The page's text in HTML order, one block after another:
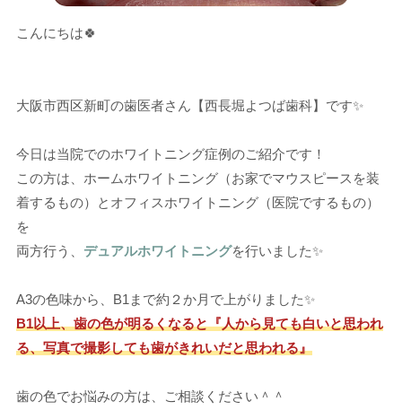
こんにちは🍀
大阪市西区新町の歯医者さん【西長堀よつば歯科】です✨
今日は当院でのホワイトニング症例のご紹介です！
この方は、ホームホワイトニング（お家でマウスピースを装
着するもの）とオフィスホワイトニング（医院でするもの）
を
両方行う、 デュアルホワイトニングを行いました✨
A3の色味から、B1まで約２か月で上がりました✨
B1以上、歯の色が明るくなると『人から見ても白いと思われ
る、写真で撮影しても歯がきれいだと思われる』
歯の色でお悩みの方は、ご相談ください＾＾